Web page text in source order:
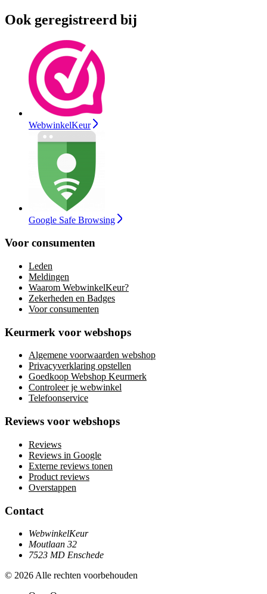
Ook geregistreerd bij
WebwinkelKeur
Google Safe Browsing
Voor consumenten
Leden
Meldingen
Waarom WebwinkelKeur?
Zekerheden en Badges
Voor consumenten
Keurmerk voor webshops
Algemene voorwaarden webshop
Privacyverklaring opstellen
Goedkoop Webshop Keurmerk
Controleer je webwinkel
Telefoonservice
Reviews voor webshops
Reviews
Reviews in Google
Externe reviews tonen
Product reviews
Overstappen
Contact
WebwinkelKeur
Moutlaan 32
7523 MD Enschede
© 2026 Alle rechten voorbehouden